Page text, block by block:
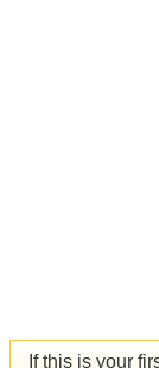
If this is your